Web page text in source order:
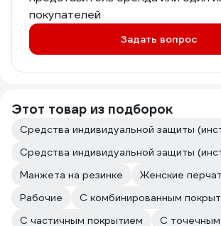
покупателей
Задать вопрос
Этот товар из подборок
Манжета на резинке
Женские
Рабочие
С комбинированным
С частичным покрытием
С